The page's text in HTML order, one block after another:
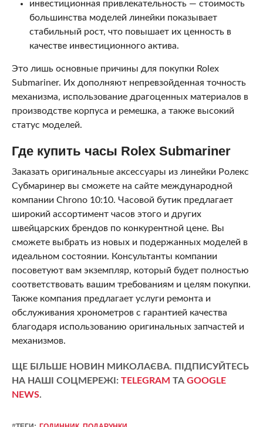
инвестиционная привлекательность — стоимость
большинства моделей линейки показывает
стабильный рост, что повышает их ценность в
качестве инвестиционного актива.
Это лишь основные причины для покупки Rolex
Submariner. Их дополняют непревзойденная точность
механизма, использование драгоценных материалов в
производстве корпуса и ремешка, а также высокий
статус моделей.
Где купить часы Rolex Submariner
Заказать оригинальные аксессуары из линейки Ролекс
Субмаринер вы сможете на сайте международной
компании Chrono 10:10. Часовой бутик предлагает
широкий ассортимент часов этого и других
швейцарских брендов по конкурентной цене. Вы
сможете выбрать из новых и подержанных моделей в
идеальном состоянии. Консультанты компании
посоветуют вам экземпляр, который будет полностью
соответствовать вашим требованиям и целям покупки.
Также компания предлагает услуги ремонта и
обслуживания хронометров с гарантией качества
благодаря использованию оригинальных запчастей и
механизмов.
ЩЕ БІЛЬШЕ НОВИН МИКОЛАЄВА. ПІДПИСУЙТЕСЬ
НА НАШІ СОЦМЕРЕЖІ: TELEGRAM ТА GOOGLE
NEWS.